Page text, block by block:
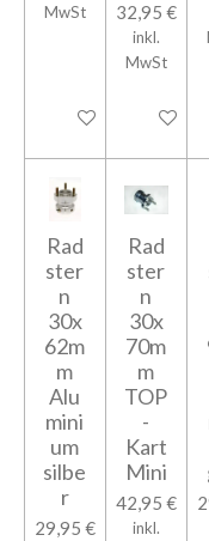
MwSt
In den Warenkorb
32,95 €
inkl.
MwSt
In den
Rad
ster
n
30x
62m
m
Alu
mini
um
silbe
r
29,95 €
Rad
ster
n
30x
70m
m
TOP
-
Kart
Mini
42,95 €
inkl.